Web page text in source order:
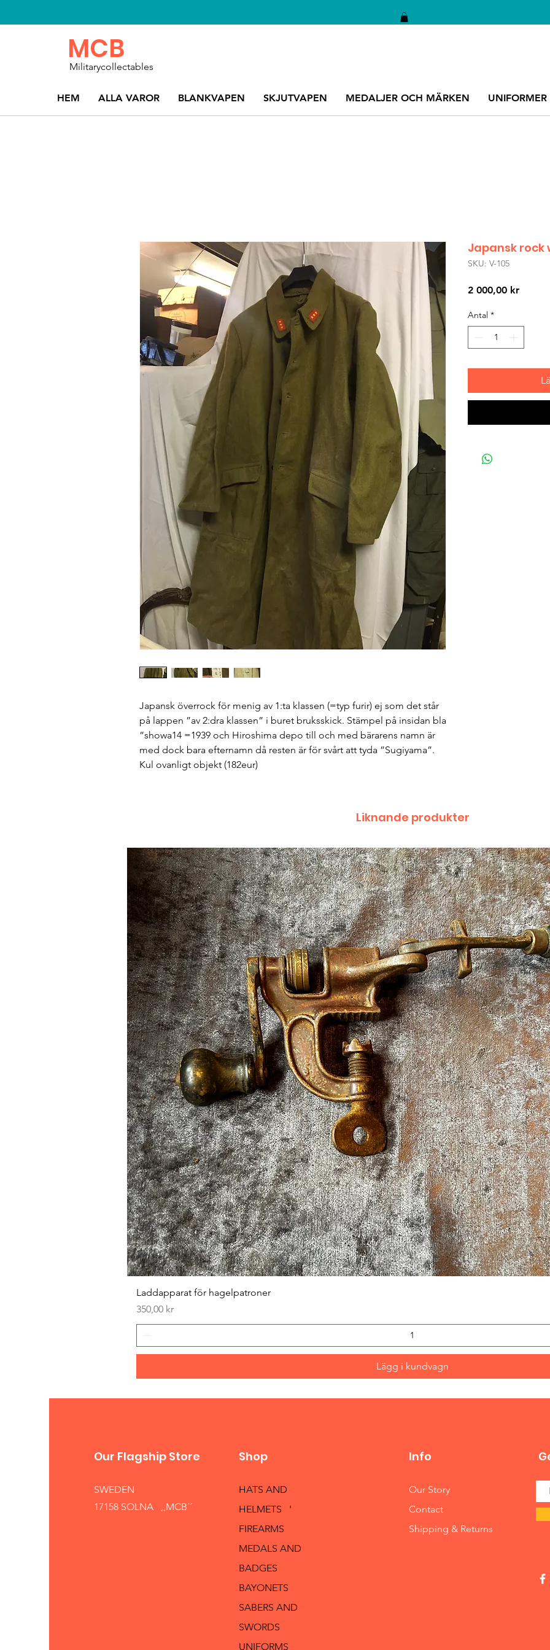
HEM ALLA VAROR BLANKVAPEN SKJUTVAPEN MEDALJER OCH MÄRKEN
MCB
Militarycollectables
Japansk överrock för menig av 1:ta klassen (=typ furir) ej som det står
på lappen ”av 2:dra klassen” i buret bruksskick. Stämpel på insidan bla
”showa14 =1939 och Hiroshima depo till och med bärarens namn är
med dock bara efternamn då resten är för svårt att tyda ”Sugiyama”.
Kul ovanligt objekt (182eur)
Japansk rock
SKU: V-105
2 000,00 krPris
Antal *
Liknande produkter
Laddapparat för hagelpatroner
Pris
350,00 kr
Lägg i kundvagn
Our Flagship Store
SWEDEN
17158 SOLNA ,,MCB´´
Shop
HATS AND
HELMETS '
FIREARMS
MEDALS AND
BADGES
BAYONETS
SABERS AND
SWORDS
UNIFORMS
Info
Our Story
Contact
Shipping & Returns